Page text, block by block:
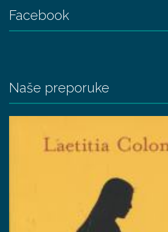
Facebook
Naše preporuke